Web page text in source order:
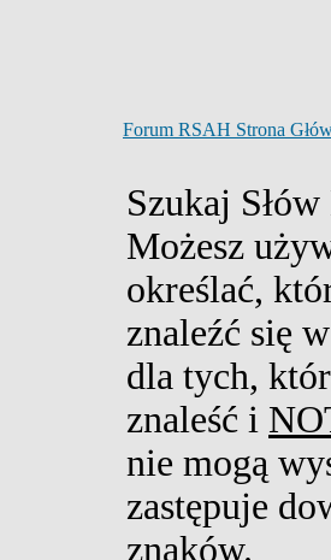
Forum RSAH Strona
Szukaj
Możesz
określać,
znaleźć się
dla tych,
znaleść i
nie mogą
zastępuje
znaków.